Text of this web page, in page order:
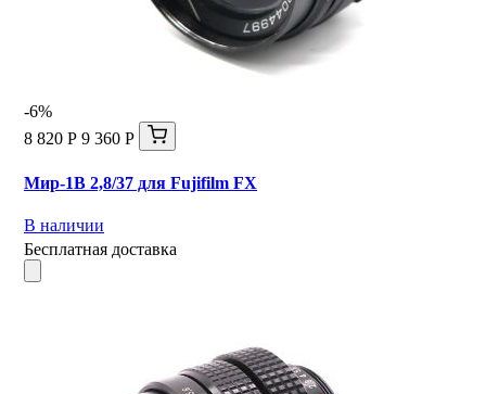
-6%
8 820 Р 9 360 Р
Мир-1В 2,8/37 для Fujifilm FX
В наличии
Бесплатная доставка